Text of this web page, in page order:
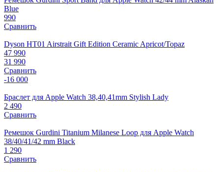
Blue
990
Сравнить
Dyson HT01 Airstrait Gift Edition Ceramic Apricot/Topaz
47 990
31 990
Сравнить
-16 000
Браслет для Apple Watch 38,40,41mm Stylish Lady
2 490
Сравнить
Ремешок Gurdini Titanium Milanese Loop для Apple Watch
38/40/41/42 mm Black
1 290
Сравнить